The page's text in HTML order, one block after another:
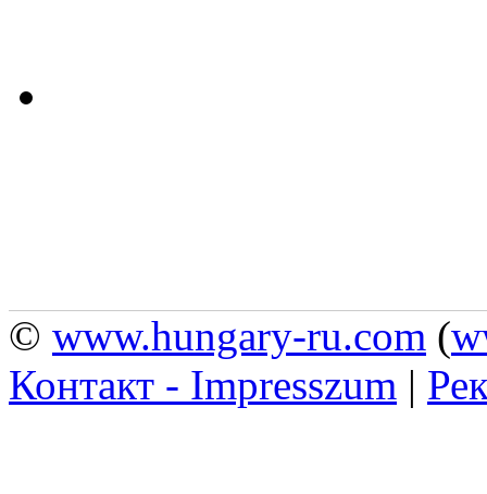
© www.hungary-ru.com (
Контакт - Impresszum |